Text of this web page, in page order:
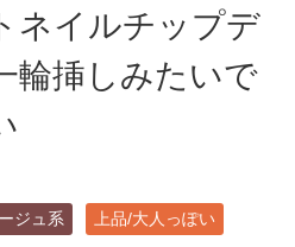
ネイルチップデ
輪挿しみたいで
ジュ系 上品/大人っぽい